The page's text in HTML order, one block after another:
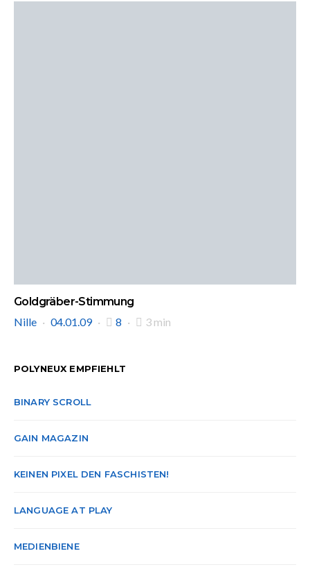
Goldgräber-Stimmung
Nille
04.01.09 8 3 min
POLYNEUX EMPFIEHLT
BINARY SCROLL
GAIN MAGAZIN
KEINEN PIXEL DEN FASCHISTEN!
LANGUAGE AT PLAY
MEDIENBIENE